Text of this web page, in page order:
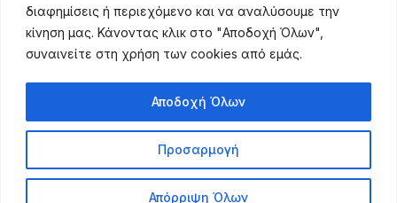
διαφημίσεις ή περιεχόμενο και να αναλύσουμε την
κίνηση μας. Κάνοντας κλικ στο "Αποδοχή Όλων",
συναινείτε στη χρήση των cookies από εμάς.
Προσαρμογή
Απόρριψη Όλων
Αποδοχή Όλων
sales@lightingexpert.gr
Χρήσιμες Σελίδες
Προϊόντα
Τρόποι Αποστολής